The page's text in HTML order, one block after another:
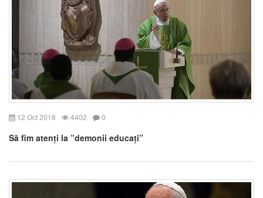
12 Oct 2018 4402 0
Să fim atenți la ”demonii educați”